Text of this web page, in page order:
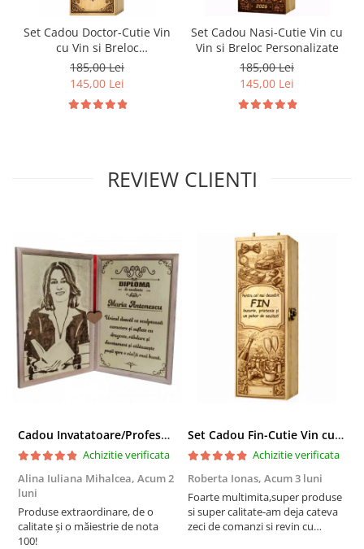
Set Cadou Doctor-Cutie Vin
cu Vin si Breloc
Personalizate
185,00 Lei
145,00 Lei
Set Cadou Nasi-Cutie Vin cu
Vin si Breloc Personalizate
185,00 Lei
145,00 Lei
REVIEW CLIENTI
Cadou Invatatoare/Profesoara/Educatoare "Catalogul Amintirilor"
Achizitie verificata
Alina Iuliana Mihalcea, Acum 2
luni
Produse extraordinare, de o
calitate și o măiestrie de nota
100!
Set Cadou Fin-Cutie Vin cu Vin si Breloc Personalizate
Achizitie verificata
Roberta Ionas, Acum 3 luni
Foarte multimita,super produse
si super calitate-am deja cateva
zeci de comanzi si revin cu